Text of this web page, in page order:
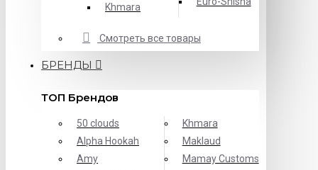
Khmara
Смотреть все товары
БРЕНДЫ
ТОП Брендов
50 clouds
Alpha Hookah
Amy
Khmara
Maklaud
Mamay Customs